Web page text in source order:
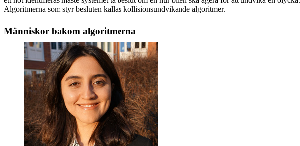
Algoritmerna som styr besluten kallas kollisionsundvikande algoritmer.
Människor bakom algoritmerna